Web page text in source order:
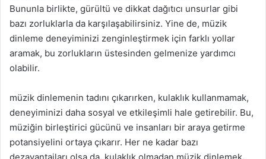
Bununla birlikte, gürültü ve dikkat dağıtıcı unsurlar gibi
bazı zorluklarla da karşılaşabilirsiniz. Yine de, müzik
dinleme deneyiminizi zenginleştirmek için farklı yollar
aramak, bu zorlukların üstesinden gelmenize yardımcı
olabilir.
müzik dinlemenin tadını çıkarırken, kulaklık kullanmamak,
deneyiminizi daha sosyal ve etkileşimli hale getirebilir. Bu,
müziğin birleştirici gücünü ve insanları bir araya getirme
potansiyelini ortaya çıkarır. Her ne kadar bazı
dezavantajları olsa da, kulaklık olmadan müzik dinlemek,